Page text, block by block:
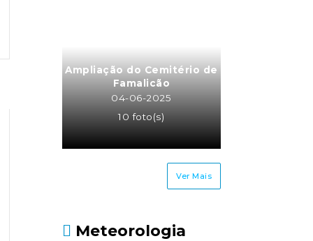
Ampliação do Cemitério de
Famalicão
04-06-2025
10 foto(s)
Ver Mais
Meteorologia